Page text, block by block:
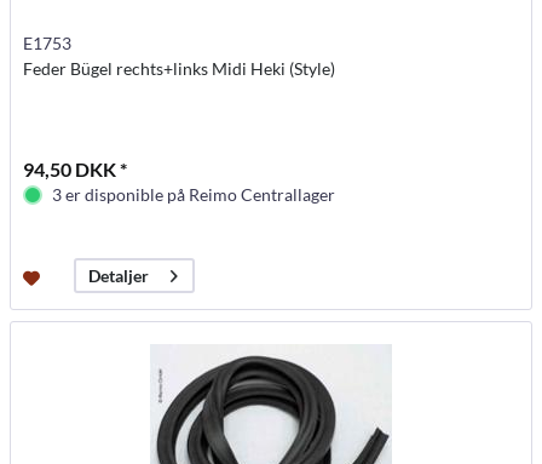
E1753
Feder Bügel rechts+links Midi Heki (Style)
94,50 DKK *
3 er disponible på Reimo Centrallager
Detaljer